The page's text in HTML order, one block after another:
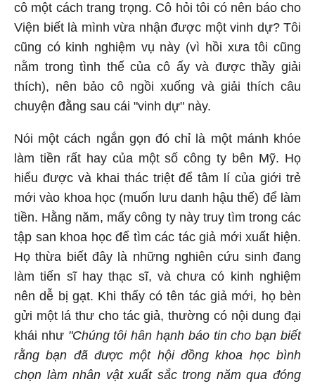
cô một cách trang trọng. Cô hỏi tôi có nên báo cho
Viện biết là mình vừa nhận được một vinh dự? Tôi
cũng có kinh nghiệm vụ này (vì hồi xưa tôi cũng
nằm trong tình thế của cô ấy và được thầy giải
thích), nên bảo cô ngồi xuống và giải thích câu
chuyện đằng sau cái "vinh dự" này.
Nói một cách ngắn gọn đó chỉ là một mánh khóe
làm tiền rất hay của một số công ty bên Mỹ. Họ
hiểu được và khai thác triệt để tâm lí của giới trẻ
mới vào khoa học (muốn lưu danh hậu thế) để làm
tiền. Hằng năm, mấy công ty này truy tìm trong các
tập san khoa học để tìm các tác giả mới xuất hiện.
Họ thừa biết đây là những nghiên cứu sinh đang
làm tiến sĩ hay thạc sĩ, và chưa có kinh nghiệm
nên dễ bị gạt. Khi thấy có tên tác giả mới, họ bèn
gửi một lá thư cho tác giả, thường có nội dung đại
khái như "Chúng tôi hân hạnh báo tin cho bạn biết
rằng bạn đã được một hội đồng khoa học bình
chọn làm nhân vật xuất sắc trong năm qua đóng